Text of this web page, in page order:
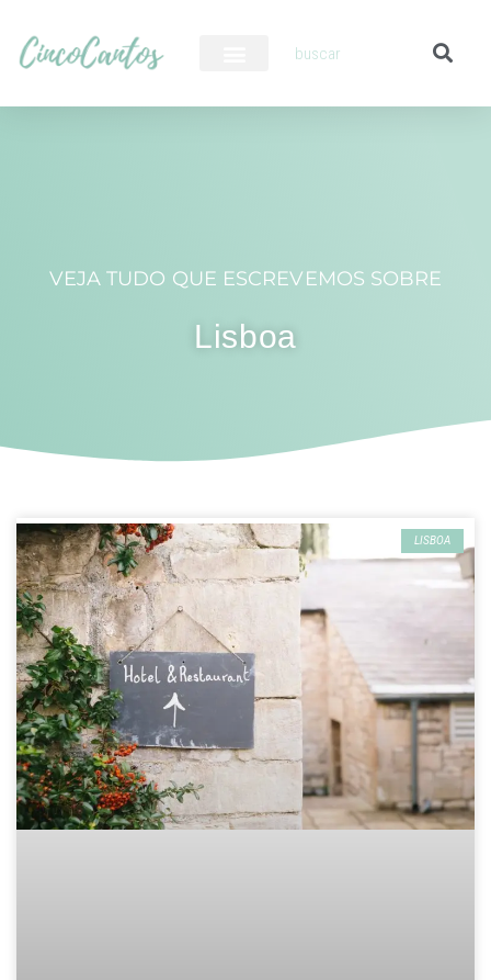
VEJA TUDO QUE ESCREVEMOS SOBRE
Lisboa
LISBOA